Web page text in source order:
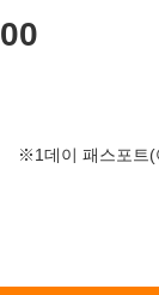
※1데이 패스포트(